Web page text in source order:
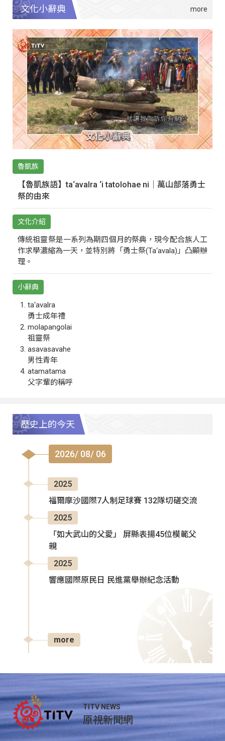
文化小辭典
魯凱族
【魯凱族語】ta‘avalra ‘i tatolohae ni｜萬山部落勇士
祭的由來
文化介紹
傳統祖靈祭是一系列為期四個月的祭典，現今配合族人工
作求學濃縮為一天，並特別將「勇士祭(Ta‘avala)」凸顯辦
理。
小辭典
ta‘avalra
勇士成年禮
molapangolai
祖靈祭
asavasavahe
男性青年
atamatama
父字輩的稱呼
歷史上的今天
2026/ 08/ 06
2025
福爾摩沙國際7人制足球賽 132隊切磋交流
2025
「如大武山的父愛」 屏縣表揚45位模範父
親
2025
響應國際原民日 民進黨舉辦紀念活動
more
TITV NEWS
原視新聞網